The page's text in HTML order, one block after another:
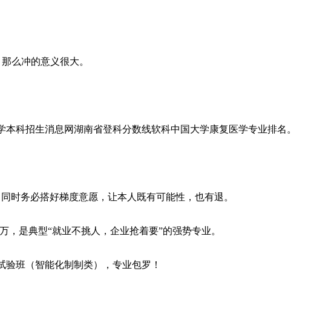
么冲的意义很大。
招生消息网湖南省登科分数线软科中国大学康复医学专业排名。
务必搭好梯度意愿，让本人既有可能性，也有退。
是典型“就业不挑人，企业抢着要”的强势专业。
班（智能化制制类），专业包罗！